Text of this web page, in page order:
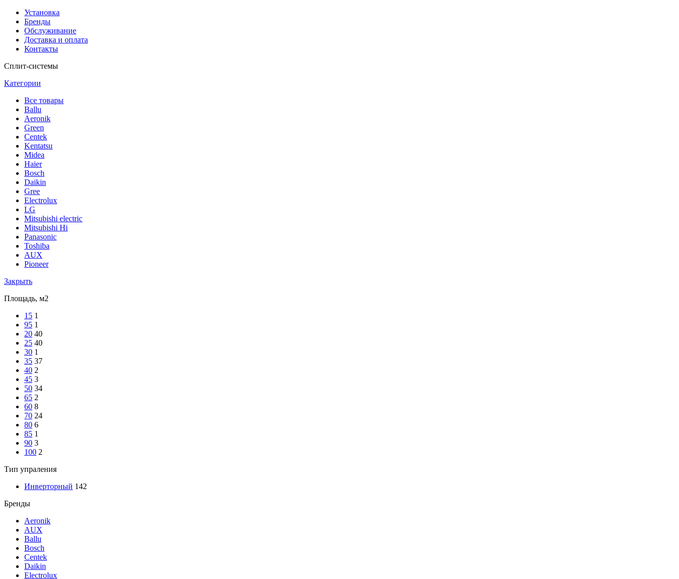
Установка
Бренды
Обслуживание
Доставка и оплата
Контакты
Сплит-системы
Категории
Все товары
Ballu
Аeronik
Green
Centek
Kentatsu
Midea
Haier
Bosch
Daikin
Gree
Electrolux
LG
Mitsubishi electric
Mitsubishi Hi
Panasonic
Toshiba
AUX
Pioneer
Закрыть
Площадь, м2
15 1
95 1
20 40
25 40
30 1
35 37
40 2
45 3
50 34
65 2
60 8
70 24
80 6
85 1
90 3
100 2
Тип упраления
Инверторный 142
Бренды
Aeronik
AUX
Ballu
Bosch
Centek
Daikin
Electrolux